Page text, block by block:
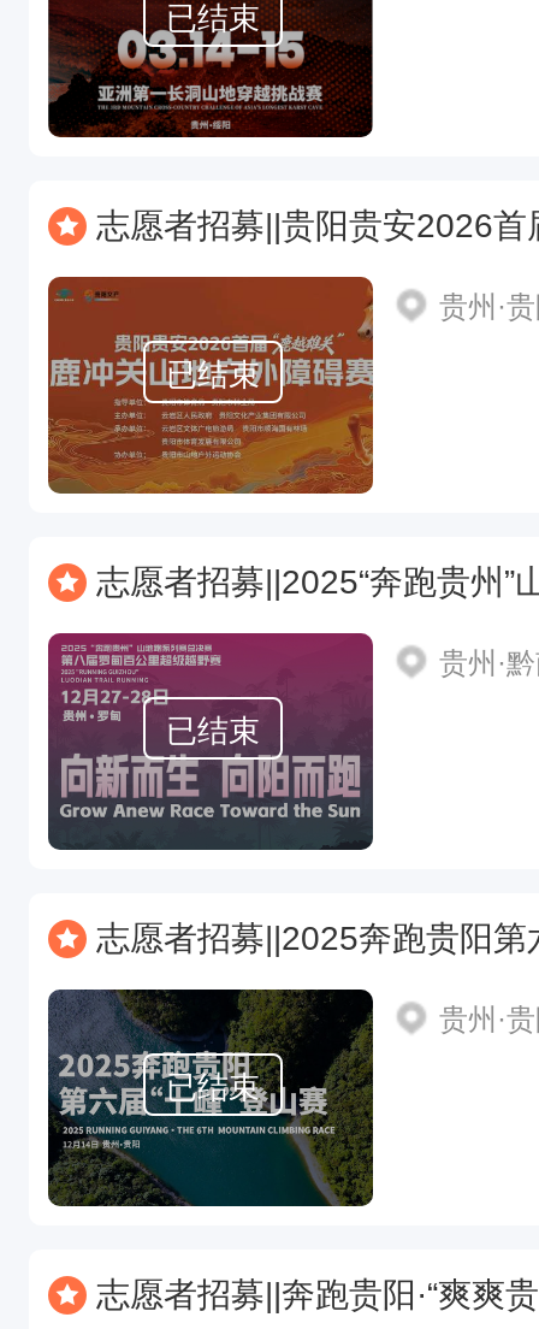
已结束
志愿者招募||贵阳贵安2026首届“鹿跃雄
已结束
贵州·
志愿者招募||2025“奔跑贵州”山地跑系列赛
已结束
贵州·
志愿者招募||2025奔跑贵阳第
已结束
贵州·
志愿者招募||奔跑贵阳·“爽爽贵阳数